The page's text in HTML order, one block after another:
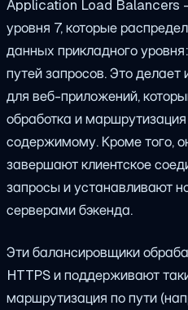
Application Load Balancers
уровня 7, которые
данных прикладного
путей запросов. Это
для веб-приложений,
обработка и
содержимому. Кроме того,
завершают клиентское
запросы и устанавливают
серверами бэкенда.
Эти балансировщики
HTTPS и поддерживают
маршрутизация по пути